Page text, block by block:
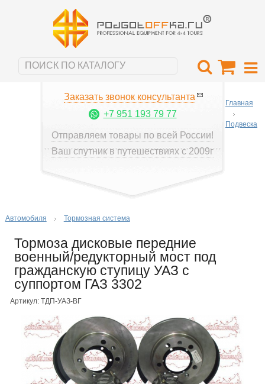
Заказать звонок консультанта
+7 951 193 79 77
Отправляем товары по всей России!
Ваш спутник в путешествиях с 2009г
Главная
Подвеска
Автомобиля Тормозная система
Тормоза дисковые передние
военный/редукторный мост под
гражданскую ступицу УАЗ с
суппортом ГАЗ 3302
Артикул: ТДП-УАЗ-ВГ